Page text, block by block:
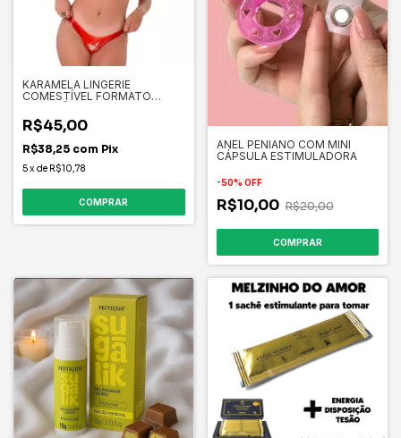
KARAMELA LINGERIE
COMESTÍVEL FORMATO
R$45,00
R$38,25 com Pix
5xde R$10,78
COMPRAR
ANEL PENIANO COM MINI
CÁPSULA ESTIMULADORA
-50% OFF
R$10,00 R$20,00